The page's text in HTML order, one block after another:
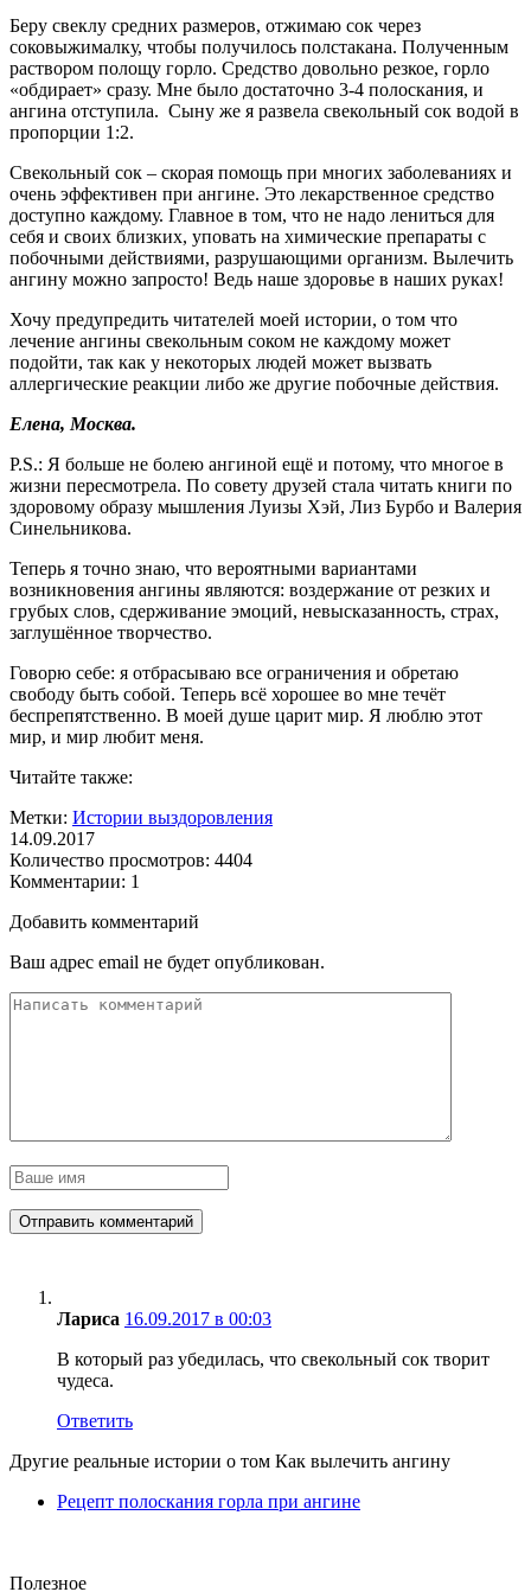
Беру свеклу средних размеров, отжимаю сок через
соковыжималку, чтобы получилось полстакана. Полученным
раствором полощу горло. Средство довольно резкое, горло
«обдирает» сразу. Мне было достаточно 3-4 полоскания, и
ангина отступила. Сыну же я развела свекольный сок водой в
пропорции 1:2.
Свекольный сок – скорая помощь при многих заболеваниях и
очень эффективен при ангине. Это лекарственное средство
доступно каждому. Главное в том, что не надо лениться для
себя и своих близких, уповать на химические препараты с
побочными действиями, разрушающими организм. Вылечить
ангину можно запросто! Ведь наше здоровье в наших руках!
Хочу предупредить читателей моей истории, о том что
лечение ангины свекольным соком не каждому может
подойти, так как у некоторых людей может вызвать
аллергические реакции либо же другие побочные действия.
Елена, Москва.
Р.S.: Я больше не болею ангиной ещё и потому, что многое в
жизни пересмотрела. По совету друзей стала читать книги по
здоровому образу мышления Луизы Хэй, Лиз Бурбо и Валерия
Синельникова.
Теперь я точно знаю, что вероятными вариантами
возникновения ангины являются: воздержание от резких и
грубых слов, сдерживание эмоций, невысказанность, страх,
заглушённое творчество.
Говорю себе: я отбрасываю все ограничения и обретаю
свободу быть собой. Теперь всё хорошее во мне течёт
беспрепятственно. В моей душе царит мир. Я люблю этот
мир, и мир любит меня.
Читайте также:
Метки: Истории выздоровления
14.09.2017
Количество просмотров: 4404
Комментарии: 1
Добавить комментарий
Ваш адрес email не будет опубликован.
Лариса 16.09.2017 в 00:03
В который раз убедилась, что свекольный сок творит
чудеса.
Ответить
Другие реальные истории о том Как вылечить ангину
Рецепт полоскания горла при ангине
Полезное